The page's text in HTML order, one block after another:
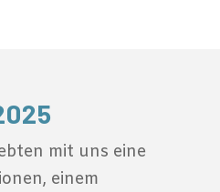
mit uns eine
einem